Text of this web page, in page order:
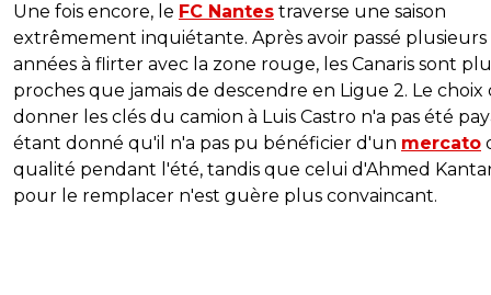
Une fois encore, le FC Nantes traverse une saison
extrêmement inquiétante. Après avoir passé plusieurs
années à flirter avec la zone rouge, les Canaris sont
proches que jamais de descendre en Ligue 2. Le choix
donner les clés du camion à Luis Castro n'a pas été
étant donné qu'il n'a pas pu bénéficier d'un mercato
qualité pendant l'été, tandis que celui d'Ahmed
pour le remplacer n'est guère plus convaincant.